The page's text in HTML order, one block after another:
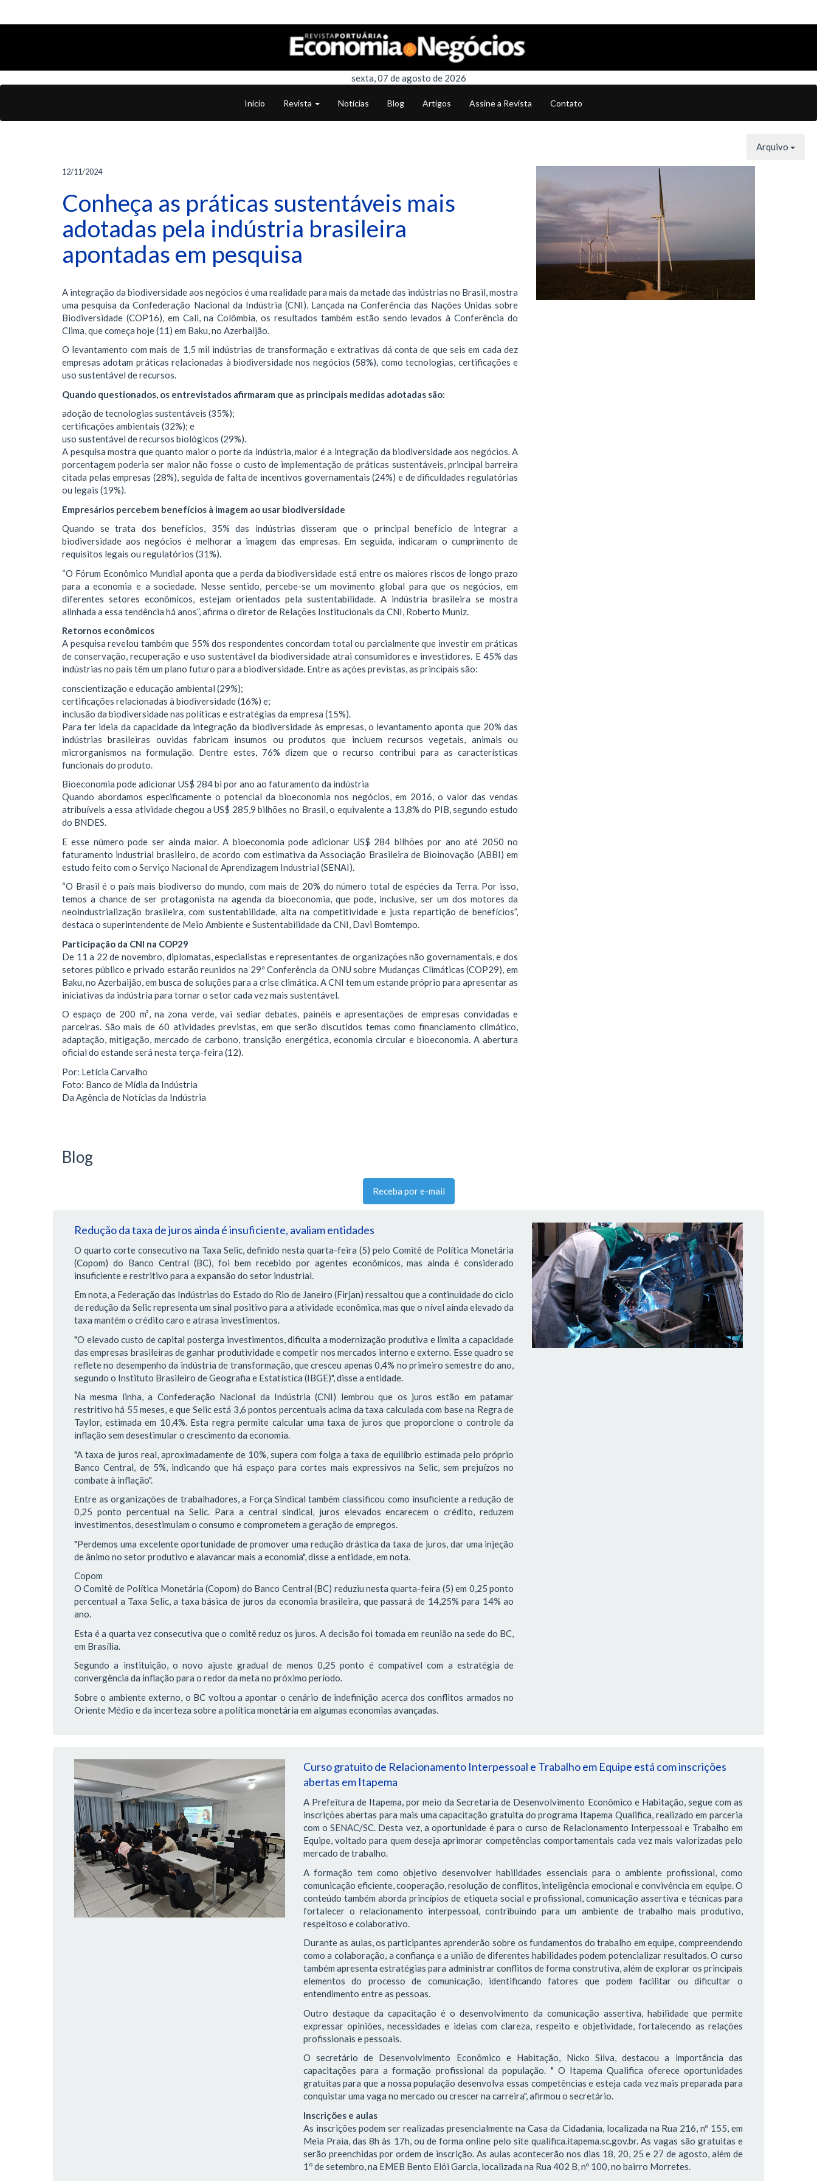
sexta, 07 de agosto de 2026
Início Revista Notícias Blog Artigos Assine a Revista Contato
Arquivo
12/11/2024
Conheça as práticas sustentáveis mais
adotadas pela indústria brasileira
apontadas em pesquisa
A integração da biodiversidade aos negócios é uma realidade para mais da metade das indústrias no Brasil, mostra
uma pesquisa da Confederação Nacional da Indústria (CNI). Lançada na Conferência das Nações Unidas sobre
Biodiversidade (COP16), em Cali, na Colômbia, os resultados também estão sendo levados à Conferência do
Clima, que começa hoje (11) em Baku, no Azerbaijão.
O levantamento com mais de 1,5 mil indústrias de transformação e extrativas dá conta de que seis em cada dez
empresas adotam práticas relacionadas à biodiversidade nos negócios (58%), como tecnologias, certificações e
uso sustentável de recursos.
Quando questionados, os entrevistados afirmaram que as principais medidas adotadas são:
adoção de tecnologias sustentáveis (35%);
certificações ambientais (32%); e
uso sustentável de recursos biológicos (29%).
A pesquisa mostra que quanto maior o porte da indústria, maior é a integração da biodiversidade aos negócios. A
porcentagem poderia ser maior não fosse o custo de implementação de práticas sustentáveis, principal barreira
citada pelas empresas (28%), seguida de falta de incentivos governamentais (24%) e de dificuldades regulatórias
ou legais (19%).
Empresários percebem benefícios à imagem ao usar biodiversidade
Quando se trata dos benefícios, 35% das indústrias disseram que o principal benefício de integrar a
biodiversidade aos negócios é melhorar a imagem das empresas. Em seguida, indicaram o cumprimento de
requisitos legais ou regulatórios (31%).
“O Fórum Econômico Mundial aponta que a perda da biodiversidade está entre os maiores riscos de longo prazo
para a economia e a sociedade. Nesse sentido, percebe-se um movimento global para que os negócios, em
diferentes setores econômicos, estejam orientados pela sustentabilidade. A indústria brasileira se mostra
alinhada a essa tendência há anos”, afirma o diretor de Relações Institucionais da CNI, Roberto Muniz.
Retornos econômicos
A pesquisa revelou também que 55% dos respondentes concordam total ou parcialmente que investir em práticas
de conservação, recuperação e uso sustentável da biodiversidade atrai consumidores e investidores. E 45% das
indústrias no país têm um plano futuro para a biodiversidade. Entre as ações previstas, as principais são:
conscientização e educação ambiental (29%);
certificações relacionadas à biodiversidade (16%) e;
inclusão da biodiversidade nas políticas e estratégias da empresa (15%).
Para ter ideia da capacidade da integração da biodiversidade às empresas, o levantamento aponta que 20% das
indústrias brasileiras ouvidas fabricam insumos ou produtos que incluem recursos vegetais, animais ou
microrganismos na formulação. Dentre estes, 76% dizem que o recurso contribui para as características
funcionais do produto.
Bioeconomia pode adicionar US$ 284 bi por ano ao faturamento da indústria
Quando abordamos especificamente o potencial da bioeconomia nos negócios, em 2016, o valor das vendas
atribuíveis a essa atividade chegou a US$ 285,9 bilhões no Brasil, o equivalente a 13,8% do PIB, segundo estudo
do BNDES.
E esse número pode ser ainda maior. A bioeconomia pode adicionar US$ 284 bilhões por ano até 2050 no
faturamento industrial brasileiro, de acordo com estimativa da Associação Brasileira de Bioinovação (ABBI) em
estudo feito com o Serviço Nacional de Aprendizagem Industrial (SENAI).
“O Brasil é o país mais biodiverso do mundo, com mais de 20% do número total de espécies da Terra. Por isso,
temos a chance de ser protagonista na agenda da bioeconomia, que pode, inclusive, ser um dos motores da
neoindustrialização brasileira, com sustentabilidade, alta na competitividade e justa repartição de benefícios”,
destaca o superintendente de Meio Ambiente e Sustentabilidade da CNI, Davi Bomtempo.
Participação da CNI na COP29
De 11 a 22 de novembro, diplomatas, especialistas e representantes de organizações não governamentais, e dos
setores público e privado estarão reunidos na 29ª Conferência da ONU sobre Mudanças Climáticas (COP29), em
Baku, no Azerbaijão, em busca de soluções para a crise climática. A CNI tem um estande próprio para apresentar as
iniciativas da indústria para tornar o setor cada vez mais sustentável.
O espaço de 200 m², na zona verde, vai sediar debates, painéis e apresentações de empresas convidadas e
parceiras. São mais de 60 atividades previstas, em que serão discutidos temas como financiamento climático,
adaptação, mitigação, mercado de carbono, transição energética, economia circular e bioeconomia. A abertura
oficial do estande será nesta terça-feira (12).
Por: Letícia Carvalho
Foto: Banco de Mídia da Indústria
Da Agência de Notícias da Indústria
Blog
Receba por e-mail
Redução da taxa de juros ainda é insuficiente, avaliam entidades
O quarto corte consecutivo na Taxa Selic, definido nesta quarta-feira (5) pelo Comitê de Política Monetária
(Copom) do Banco Central (BC), foi bem recebido por agentes econômicos, mas ainda é considerado
insuficiente e restritivo para a expansão do setor industrial.
Em nota, a Federação das Indústrias do Estado do Rio de Janeiro (Firjan) ressaltou que a continuidade do ciclo
de redução da Selic representa um sinal positivo para a atividade econômica, mas que o nível ainda elevado da
taxa mantém o crédito caro e atrasa investimentos.
"O elevado custo de capital posterga investimentos, dificulta a modernização produtiva e limita a capacidade
das empresas brasileiras de ganhar produtividade e competir nos mercados interno e externo. Esse quadro se
reflete no desempenho da indústria de transformação, que cresceu apenas 0,4% no primeiro semestre do ano,
segundo o Instituto Brasileiro de Geografia e Estatística (IBGE)", disse a entidade.
Na mesma linha, a Confederação Nacional da Indústria (CNI) lembrou que os juros estão em patamar
restritivo há 55 meses, e que Selic está 3,6 pontos percentuais acima da taxa calculada com base na Regra de
Taylor, estimada em 10,4%. Esta regra permite calcular uma taxa de juros que proporcione o controle da
inflação sem desestimular o crescimento da economia.
"A taxa de juros real, aproximadamente de 10%, supera com folga a taxa de equilíbrio estimada pelo próprio
Banco Central, de 5%, indicando que há espaço para cortes mais expressivos na Selic, sem prejuízos no
combate à inflação".
Entre as organizações de trabalhadores, a Força Sindical também classificou como insuficiente a redução de
0,25 ponto percentual na Selic. Para a central sindical, juros elevados encarecem o crédito, reduzem
investimentos, desestimulam o consumo e comprometem a geração de empregos.
"Perdemos uma excelente oportunidade de promover uma redução drástica da taxa de juros, dar uma injeção
de ânimo no setor produtivo e alavancar mais a economia", disse a entidade, em nota.
Copom
O Comitê de Política Monetária (Copom) do Banco Central (BC) reduziu nesta quarta-feira (5) em 0,25 ponto
percentual a Taxa Selic, a taxa básica de juros da economia brasileira, que passará de 14,25% para 14% ao
ano.
Esta é a quarta vez consecutiva que o comitê reduz os juros. A decisão foi tomada em reunião na sede do BC,
em Brasília.
Segundo a instituição, o novo ajuste gradual de menos 0,25 ponto é compatível com a estratégia de
convergência da inflação para o redor da meta no próximo período.
Sobre o ambiente externo, o BC voltou a apontar o cenário de indefinição acerca dos conflitos armados no
Oriente Médio e da incerteza sobre a política monetária em algumas economias avançadas.
Curso gratuito de Relacionamento Interpessoal e Trabalho em Equipe está com inscrições
abertas em Itapema
A Prefeitura de Itapema, por meio da Secretaria de Desenvolvimento Econômico e Habitação, segue com as
inscrições abertas para mais uma capacitação gratuita do programa Itapema Qualifica, realizado em parceria
com o SENAC/SC. Desta vez, a oportunidade é para o curso de Relacionamento Interpessoal e Trabalho em
Equipe, voltado para quem deseja aprimorar competências comportamentais cada vez mais valorizadas pelo
mercado de trabalho.
A formação tem como objetivo desenvolver habilidades essenciais para o ambiente profissional, como
comunicação eficiente, cooperação, resolução de conflitos, inteligência emocional e convivência em equipe. O
conteúdo também aborda princípios de etiqueta social e profissional, comunicação assertiva e técnicas para
fortalecer o relacionamento interpessoal, contribuindo para um ambiente de trabalho mais produtivo,
respeitoso e colaborativo.
Durante as aulas, os participantes aprenderão sobre os fundamentos do trabalho em equipe, compreendendo
como a colaboração, a confiança e a união de diferentes habilidades podem potencializar resultados. O curso
também apresenta estratégias para administrar conflitos de forma construtiva, além de explorar os principais
elementos do processo de comunicação, identificando fatores que podem facilitar ou dificultar o
entendimento entre as pessoas.
Outro destaque da capacitação é o desenvolvimento da comunicação assertiva, habilidade que permite
expressar opiniões, necessidades e ideias com clareza, respeito e objetividade, fortalecendo as relações
profissionais e pessoais.
O secretário de Desenvolvimento Econômico e Habitação, Nicko Silva, destacou a importância das
capacitações para a formação profissional da população. " O Itapema Qualifica oferece oportunidades
gratuitas para que a nossa população desenvolva essas competências e esteja cada vez mais preparada para
conquistar uma vaga no mercado ou crescer na carreira", afirmou o secretário.
Inscrições e aulas
As inscrições podem ser realizadas presencialmente na Casa da Cidadania, localizada na Rua 216, nº 155, em
Meia Praia, das 8h às 17h, ou de forma online pelo site qualifica.itapema.sc.gov.br. As vagas são gratuitas e
serão preenchidas por ordem de inscrição. As aulas acontecerão nos dias 18, 20, 25 e 27 de agosto, além de
1º de setembro, na EMEB Bento Elói Garcia, localizada na Rua 402 B, nº 100, no bairro Morretes.